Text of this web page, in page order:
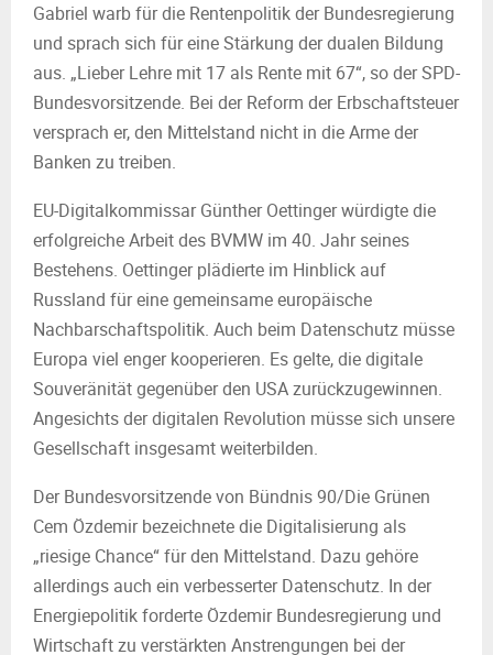
Gabriel warb für die Rentenpolitik der Bundesregierung
und sprach sich für eine Stärkung der dualen Bildung
aus. „Lieber Lehre mit 17 als Rente mit 67“, so der SPD-
Bundesvorsitzende. Bei der Reform der Erbschaftsteuer
versprach er, den Mittelstand nicht in die Arme der
Banken zu treiben.
EU-Digitalkommissar Günther Oettinger würdigte die
erfolgreiche Arbeit des BVMW im 40. Jahr seines
Bestehens. Oettinger plädierte im Hinblick auf
Russland für eine gemeinsame europäische
Nachbarschaftspolitik. Auch beim Datenschutz müsse
Europa viel enger kooperieren. Es gelte, die digitale
Souveränität gegenüber den USA zurückzugewinnen.
Angesichts der digitalen Revolution müsse sich unsere
Gesellschaft insgesamt weiterbilden.
Der Bundesvorsitzende von Bündnis 90/Die Grünen
Cem Özdemir bezeichnete die Digitalisierung als
„riesige Chance“ für den Mittelstand. Dazu gehöre
allerdings auch ein verbesserter Datenschutz. In der
Energiepolitik forderte Özdemir Bundesregierung und
Wirtschaft zu verstärkten Anstrengungen bei der